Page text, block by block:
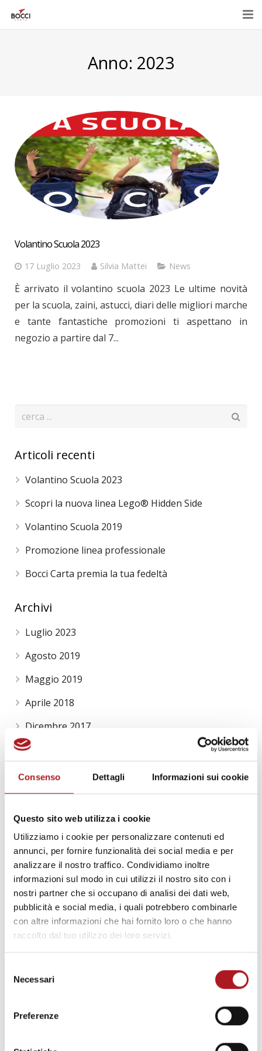
Consenso Dettagli Informazioni sui cookie
Questo sito web utilizza i cookie
Utilizziamo i cookie per personalizzare contenuti ed
annunci, per fornire funzionalità dei social media e per
analizzare il nostro traffico. Condividiamo inoltre
informazioni sul modo in cui utilizzi il nostro sito con i
nostri partner che si occupano di analisi dei dati web,
pubblicità e social media, i quali potrebbero combinarle
con altre informazioni che hai fornito loro o che hanno
raccolto dal tuo utilizzo dei loro servizi.
delNecessari
Preferenze
Eventi e promozioni
Contatti
E-Shop
Anno: 2023
Volantino Scuola 2023
17 Luglio 2023 Silvia Mattei News
È arrivato il volantino scuola 2023 Le ultime novità
per la scuola, zaini, astucci, diari delle migliori marche
e tante fantastiche promozioni ti aspettano in
negozio a partire dal 7...
Articoli recenti
Volantino Scuola 2023
Scopri la nuova linea Lego® Hidden Side
Volantino Scuola 2019
Promozione linea professionale
Bocci Carta premia la tua fedeltà
Archivi
Luglio 2023
Agosto 2019
Maggio 2019
Aprile 2018
Dicembre 2017
Novembre 2017
Ottobre 2017
Settembre 2017
Agosto 2017
Luglio 2017
Giugno 2017
Maggio 2017
Marzo 2017
Febbraio 2017
Dicembre 2016